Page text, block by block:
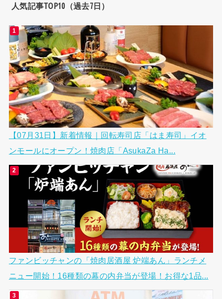
人気記事TOP10（過去7日）
【07月31日】新着情報｜回転寿司店「はま寿司」イオ
ンモールにオープン！焼肉店「AsukaZa Ha...
ファンビッチャンの「焼肉居酒屋 炉端あん」ランチメ
ニュー開始！16種類の幕の内弁当が登場！お得な1品...